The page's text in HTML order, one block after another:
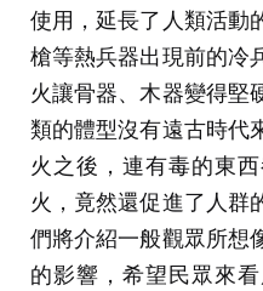
使用，延長了人類活動
槍等熱兵器出現前的冷
火讓骨器、木器變得堅
類的體型沒有遠古時代
火之後，連有毒的東
火，竟然還促進了人群
們將介紹一般觀眾所想
的影響，希望民眾來